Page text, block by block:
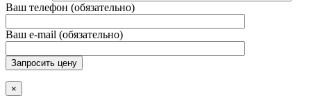
Ваш телефон (обязательно)
Ваш e-mail (обязательно)
Запросить цену
×